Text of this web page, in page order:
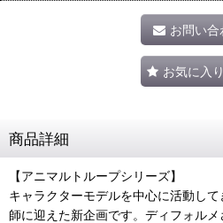
お問い合
お気に入
商品詳細
【アニマルトループシリーズ】
キャラクターモデルを中心に活動し
師に迎えた新企画です。ディフォル